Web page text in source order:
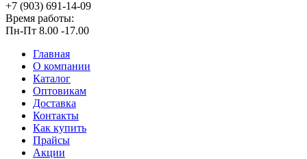
+7 (903) 691-14-09
Время работы:
Пн-Пт 8.00 -17.00
Главная
О компании
Каталог
Оптовикам
Доставка
Контакты
Как купить
Прайсы
Акции